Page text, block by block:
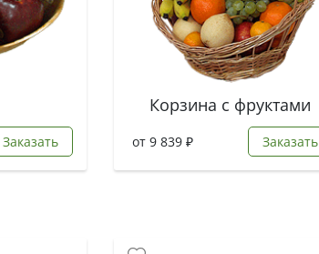
Заказать
Корзина с фруктами
от 9 839 ₽ Заказать